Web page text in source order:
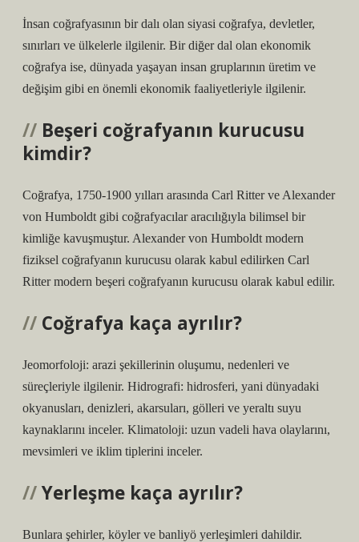
İnsan coğrafyasının bir dalı olan siyasi coğrafya, devletler,
sınırları ve ülkelerle ilgilenir. Bir diğer dal olan ekonomik
coğrafya ise, dünyada yaşayan insan gruplarının üretim ve
değişim gibi en önemli ekonomik faaliyetleriyle ilgilenir.
Beşeri coğrafyanın kurucusu
kimdir?
Coğrafya, 1750-1900 yılları arasında Carl Ritter ve Alexander
von Humboldt gibi coğrafyacılar aracılığıyla bilimsel bir
kimliğe kavuşmuştur. Alexander von Humboldt modern
fiziksel coğrafyanın kurucusu olarak kabul edilirken Carl
Ritter modern beşeri coğrafyanın kurucusu olarak kabul edilir.
Coğrafya kaça ayrılır?
Jeomorfoloji: arazi şekillerinin oluşumu, nedenleri ve
süreçleriyle ilgilenir. Hidrografi: hidrosferi, yani dünyadaki
okyanusları, denizleri, akarsuları, gölleri ve yeraltı suyu
kaynaklarını inceler. Klimatoloji: uzun vadeli hava olaylarını,
mevsimleri ve iklim tiplerini inceler.
Yerleşme kaça ayrılır?
Bunlara şehirler, köyler ve banliyö yerleşimleri dahildir.